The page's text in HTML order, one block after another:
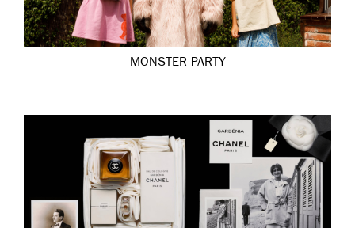
MONSTER PARTY